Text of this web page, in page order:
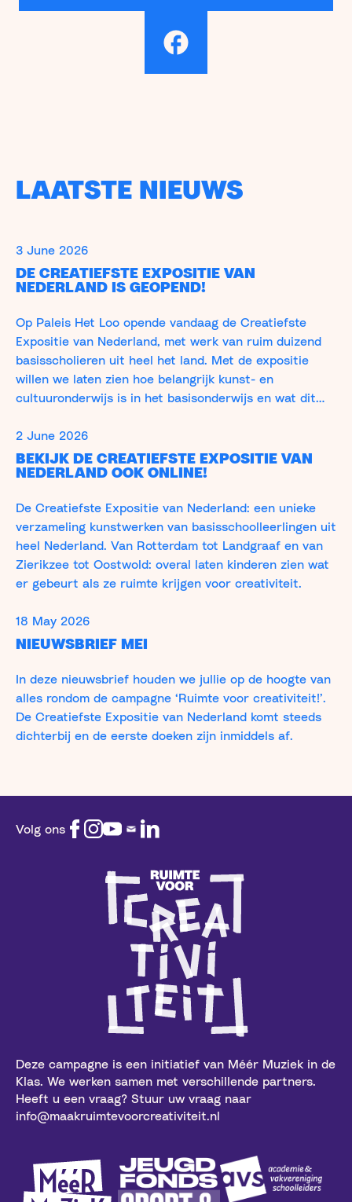
Facebook
LAATSTE NIEUWS
3 June 2026
DE CREATIEFSTE EXPOSITIE VAN
NEDERLAND IS GEOPEND!
Op Paleis Het Loo opende vandaag de Creatiefste
Expositie van Nederland, met werk van ruim duizend
basisscholieren uit heel het land. Met de expositie
willen we laten zien hoe belangrijk kunst- en
cultuuronderwijs is in het basisonderwijs en wat dit
2 June 2026
BEKIJK DE CREATIEFSTE EXPOSITIE VAN
NEDERLAND OOK ONLINE!
De Creatiefste Expositie van Nederland: een unieke
verzameling kunstwerken van basisschoolleerlingen uit
heel Nederland. Van Rotterdam tot Landgraaf en van
Zierikzee tot Oostwold: overal laten kinderen zien wat
er gebeurt als ze ruimte krijgen voor creativiteit.
18 May 2026
NIEUWSBRIEF MEI
In deze nieuwsbrief houden we jullie op de hoogte van
alles rondom de campagne ‘Ruimte voor creativiteit!’.
De Creatiefste Expositie van Nederland komt steeds
dichterbij en de eerste doeken zijn inmiddels af.
Volg ons
Deze campagne is een initiatief van Méér Muziek in de
Klas. We werken samen met verschillende partners.
Heeft u een vraag? Stuur uw vraag naar
info@maakruimtevoorcreativiteit.nl